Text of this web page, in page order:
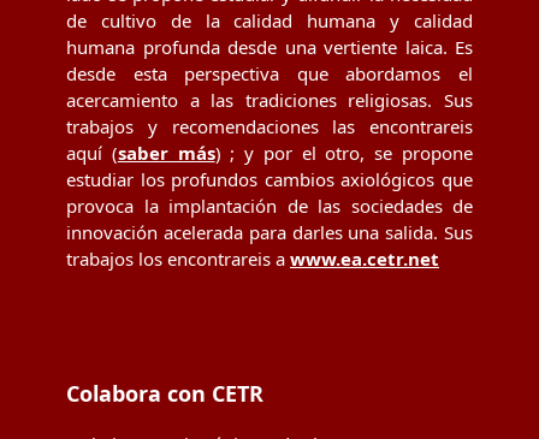
de cultivo de la calidad humana y calidad
humana profunda desde una vertiente laica. Es
desde esta perspectiva que abordamos el
acercamiento a las tradiciones religiosas. Sus
trabajos y recomendaciones las encontrareis
aquí (saber más) ; y por el otro, se propone
estudiar los profundos cambios axiológicos que
provoca la implantación de las sociedades de
innovación acelerada para darles una salida. Sus
trabajos los encontrareis a www.ea.cetr.net
Colabora con CETR